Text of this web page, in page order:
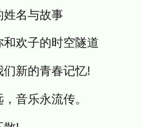
姓名与故事
和欢子的时空隧道
新的青春记忆!
音乐永流传。